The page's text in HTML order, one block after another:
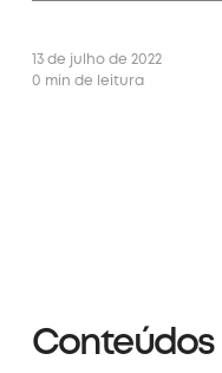
13 de julho de 2022
0 min de leitura